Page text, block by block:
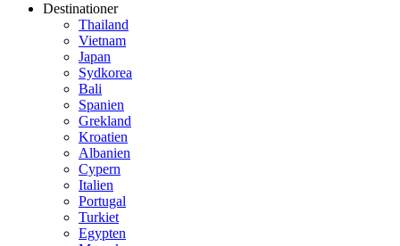
Destinationer
Thailand
Vietnam
Japan
Sydkorea
Bali
Spanien
Grekland
Kroatien
Albanien
Cypern
Italien
Portugal
Turkiet
Egypten